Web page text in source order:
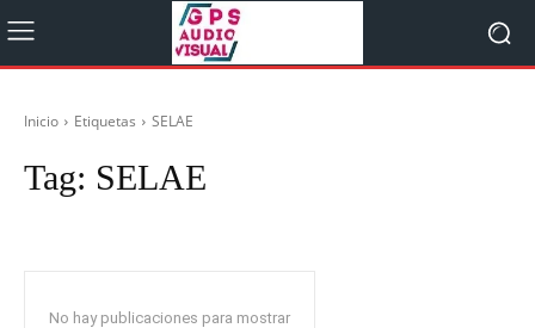
Inicio Etiquetas SELAE
Tag: SELAE
No hay publicaciones para mostrar